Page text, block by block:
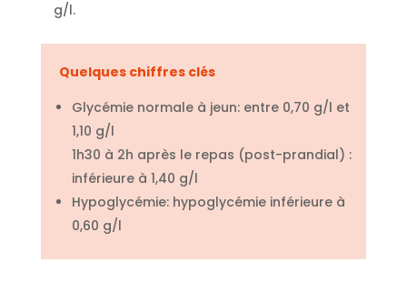
g/l.
Quelques chiffres clés
Glycémie normale à jeun: entre 0,70 g/l et
1,10 g/l
1h30 à 2h après le repas (post-prandial) :
inférieure à 1,40 g/l
Hypoglycémie: hypoglycémie inférieure à
0,60 g/l